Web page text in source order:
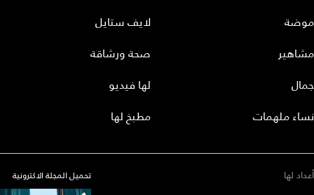
موضة
مشاهير
جمال
نساء ملهمات
لايف ستايل
صحة ورشاقة
لها فيديو
مطبخ لها
أعداد لها تحميل المجلة الاكترونية